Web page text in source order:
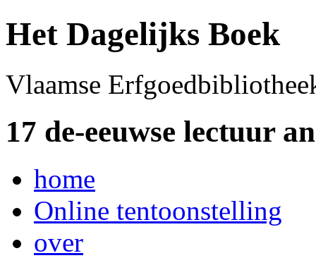
Het Dagelijks Boek
Vlaamse
17 de-eeuwse lectuur
home
Online tentoonstelling
over